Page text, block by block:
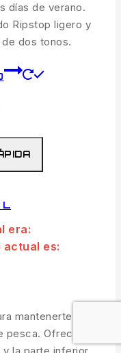
días de verano.
Ripstop ligero y
dos tonos.
L
era:
actual es:
mantenerte
Ofrecen